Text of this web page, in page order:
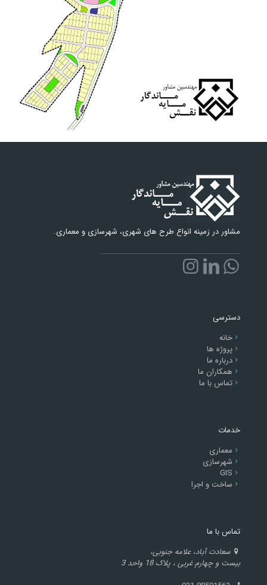
مشاور در زمینه انواع طرح های شهری، شهرسازی و معماری.
دسترسی
خانه
پروژه ها
درباره ما
همکاران ما
تماس با ما
خدمات
معماری
شهرسازی
GIS
ساخت و اجرا
تماس با ما
سعادت آباد، علامه جنوبی،
بیست و چهارم غربی ، پلاک 18 واحد 3